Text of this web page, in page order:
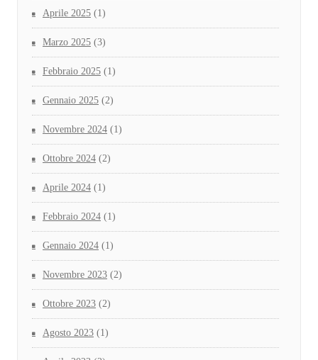
Aprile 2025 (1)
Marzo 2025 (3)
Febbraio 2025 (1)
Gennaio 2025 (2)
Novembre 2024 (1)
Ottobre 2024 (2)
Aprile 2024 (1)
Febbraio 2024 (1)
Gennaio 2024 (1)
Novembre 2023 (2)
Ottobre 2023 (2)
Agosto 2023 (1)